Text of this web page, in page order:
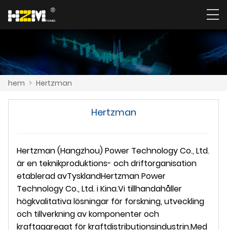
hem > Hertzman
Hertzman
Hertzman (Hangzhou) Power Technology Co., Ltd.
är en teknikproduktions- och driftorganisation
etablerad avTysklandHertzman Power
Technology Co., Ltd. i Kina.Vi tillhandahåller
högkvalitativa lösningar för forskning, utveckling
och tillverkning av komponenter och
kraftaggregat för kraftdistributionsindustrin.Med